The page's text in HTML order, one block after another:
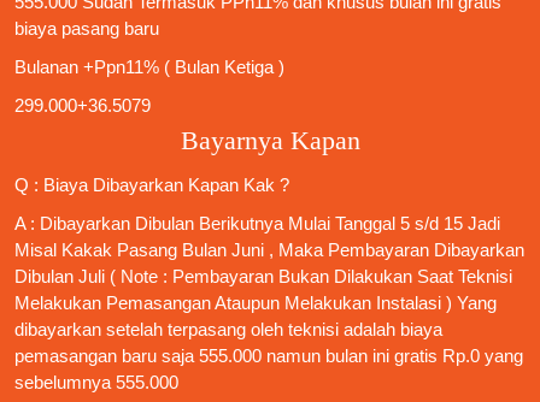
biaya pasang baru
Bulanan +Ppn11% ( Bulan Ketiga )
299.000+36.5079
Bayarnya Kapan
Q : Biaya Dibayarkan Kapan Kak ?
A : Dibayarkan Dibulan Berikutnya Mulai Tanggal 5 s/d 15 Jadi
Misal Kakak Pasang Bulan Juni , Maka Pembayaran Dibayarkan
Dibulan Juli ( Note : Pembayaran Bukan Dilakukan Saat Teknisi
Melakukan Pemasangan Ataupun Melakukan Instalasi ) Yang
dibayarkan setelah terpasang oleh teknisi adalah biaya
pemasangan baru saja 555.000 namun bulan ini gratis Rp.0 yang
sebelumnya 555.000